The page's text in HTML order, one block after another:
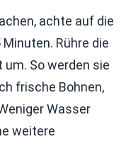
achte auf die
Rühre die
So werden sie
frische Bohnen,
Wasser
weitere